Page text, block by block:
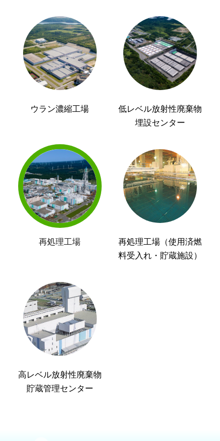
ウラン濃縮工場
低レベル放射性廃棄物
埋設センター
再処理工場
再処理工場（使用済燃
料受入れ・貯蔵施設）
高レベル放射性廃棄物
貯蔵管理センター